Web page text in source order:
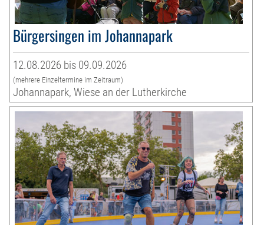
Bürgersingen im Johannapark
12.08.2026 bis 09.09.2026
(mehrere Einzeltermine im Zeitraum)
Johannapark, Wiese an der Lutherkirche